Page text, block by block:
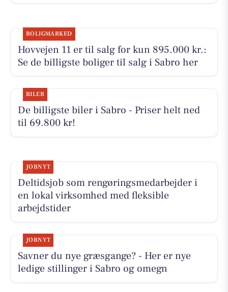
BOLIGMARKED
Hovvejen 11 er til salg for kun 895.000 kr.:
Se de billigste boliger til salg i Sabro her
BILER
De billigste biler i Sabro - Priser helt ned
til 69.800 kr!
JOBNYT
Deltidsjob som rengøringsmedarbejder i
en lokal virksomhed med fleksible
arbejdstider
JOBNYT
Savner du nye græsgange? - Her er nye
ledige stillinger i Sabro og omegn